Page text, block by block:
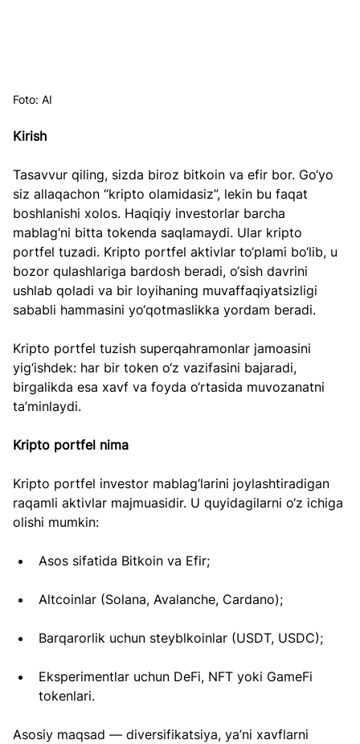
Foto: AI
Kirish
Tasavvur qiling, sizda biroz bitkoin va efir bor. Go‘yo
siz allaqachon “kripto olamidasiz”, lekin bu faqat
boshlanishi xolos. Haqiqiy investorlar barcha
mablag‘ni bitta tokenda saqlamaydi. Ular kripto
portfel tuzadi. Kripto portfel aktivlar to‘plami bo‘lib, u
bozor qulashlariga bardosh beradi, o‘sish davrini
ushlab qoladi va bir loyihaning muvaffaqiyatsizligi
sababli hammasini yo‘qotmaslikka yordam beradi.
Kripto portfel tuzish superqahramonlar jamoasini
yig‘ishdek: har bir token o‘z vazifasini bajaradi,
birgalikda esa xavf va foyda o‘rtasida muvozanatni
ta’minlaydi.
Kripto portfel nima
Kripto portfel investor mablag‘larini joylashtiradigan
raqamli aktivlar majmuasidir. U quyidagilarni o‘z ichiga
olishi mumkin:
Asos sifatida Bitkoin va Efir;
Altcoinlar (Solana, Avalanche, Cardano);
Barqarorlik uchun steyblkoinlar (USDT, USDC);
Eksperimentlar uchun DeFi, NFT yoki GameFi
tokenlari.
Asosiy maqsad — diversifikatsiya, ya’ni xavflarni